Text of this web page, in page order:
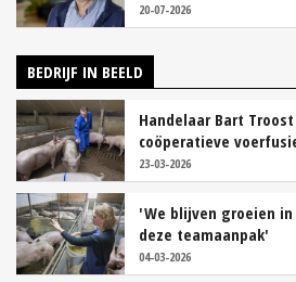
20-07-2026
BEDRIJF IN BEELD
Handelaar Bart
coöperatieve
23-03-2026
'We blijven groeien
deze teamaanpak'
04-03-2026